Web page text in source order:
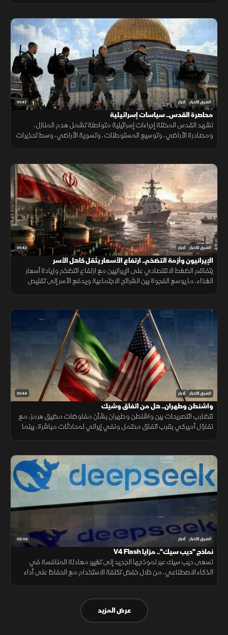
01:47 الشرق للأخبار أخبار
محاصرة القدس.. سياسات إسرائيلية
تشهد القدس المحتلة إجراءات إسرائيلية متواصلة تشمل هدم المنازل،
ومصادرة الأراضي، وتوسيع المستوطنات، وتسوية الأراضي، وسط تحذيرات
01:42 الشرق للأخبار أخبار
الإيرانيون وأزمة التضخم.. ارتفاع الأسعار يثقل كاهل الأسر
يتفاقم الضغط الاقتصادي على الإيرانيين مع ارتفاع التضخم وزيادة أسعار
الغذاء، ما يوسع الفجوة بين الشرائح الاجتماعية ويدفع الأسر إلى تقليص
01:44 الشرق للأخبار أخبار
واشنطن وطهران.. هل من اتفاق وشيك
تتضارب التصريحات بين واشنطن وطهران بشأن مفاوضات مضيق هرمز، مع
تفاؤل أميركي بقرب اتفاق محتمل ونفي إيراني لمحادثات مباشرة، بينما
02:02 الشرق للأخبار أخبار
نماذج "ديب سيك".. مزايا V4 Flash
تسعى ديب سيك عبر نموذجها الجديد إلى تغيير معادلة المنافسة في
الذكاء الاصطناعي، من خلال خفض تكلفة الاستخدام مع الحفاظ على أداء
عرض المزيد